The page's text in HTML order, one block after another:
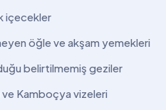
içecekler
öğle ve akşam yemekleri
belirtilmemiş geziler
Kamboçya vizeleri